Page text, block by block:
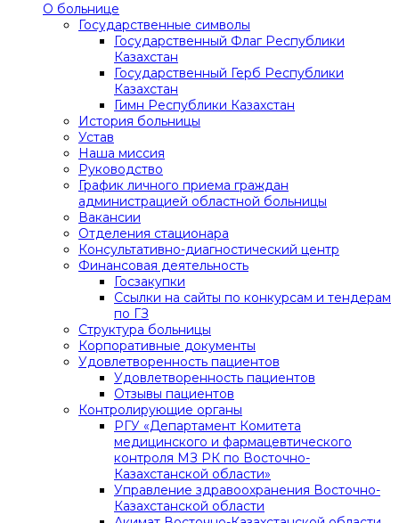
О больнице
Государственные символы
Государственный Флаг Республики
Казахстан
Государственный Герб Республики
Казахстан
Гимн Республики Казахстан
История больницы
Устав
Наша миссия
Руководство
График личного приема граждан
администрацией областной больницы
Вакансии
Отделения стационара
Консультативно-диагностический центр
Финансовая деятельность
Госзакупки
Ссылки на сайты по конкурсам и тендерам
по ГЗ
Структура больницы
Корпоративные документы
Удовлетворенность пациентов
Удовлетворенность пациентов
Отзывы пациентов
Контролирующие органы
РГУ «Департамент Комитета
медицинского и фармацевтического
контроля МЗ РК по Восточно-
Казахстанской области»
Управление здравоохранения Восточно-
Казахстанской области